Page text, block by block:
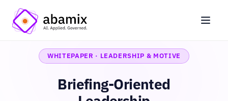
WHITEPAPER · LEADERSHIP & MOTIVE
Briefing-Oriented